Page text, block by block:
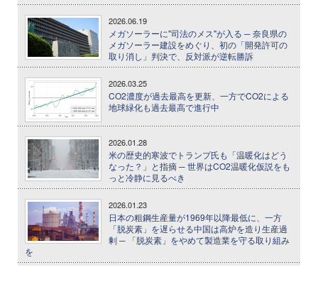
2026.06.19
メガソーラーに"司法のメス"が入る ─ 奈良県の
メガソーラー建設をめぐり、初の「開発許可の
取り消し」判決で、反対派が逆転勝訴
2026.03.25
CO2濃度が過去最高を更新、一方でCO2による
地球緑化も過去最高で進行中
2026.01.28
米の歴史的寒波でトランプ氏も「温暖化はどう
なった？」と指摘 ─ 世界はCO2温暖化仮説をも
っと冷静に見るべき
2026.01.23
日本の粗鋼生産量が1969年以降最低に、一方
「脱炭素」を遅らせる中国は高炉を造り生産過
剰 ─ 「脱炭素」をやめて製造業を守る取り組み
を